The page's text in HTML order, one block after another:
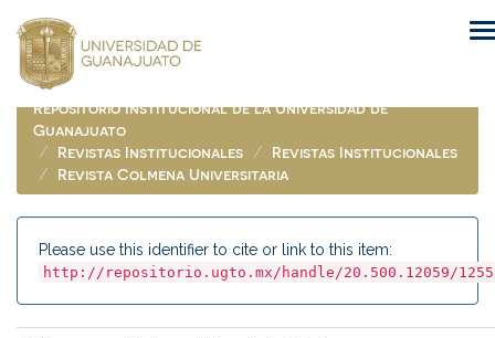
navigation
Repositorio Institucional de la Universidad de
Guanajuato
Revistas Institucionales
Revistas Institucionales
Revista Colmena Universitaria
Please use this identifier to cite or link to this item:
http://repositorio.ugto.mx/handle/20.500.12059/1255